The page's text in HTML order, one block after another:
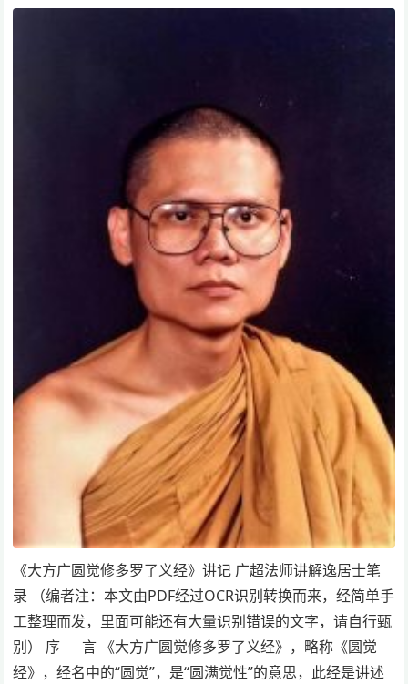
《大方广圆觉修多罗了义经》讲记 广超法师讲解逸居士笔
录 （编者注：本文由PDF经过OCR识别转换而来，经简单手
工整理而发，里面可能还有大量识别错误的文字，请自行甄
别） 序 言 《大方广圆觉修多罗了义经》，略称《圆觉
经》，经名中的“圆觉”，是“圆满觉性”的意思，此经是讲述